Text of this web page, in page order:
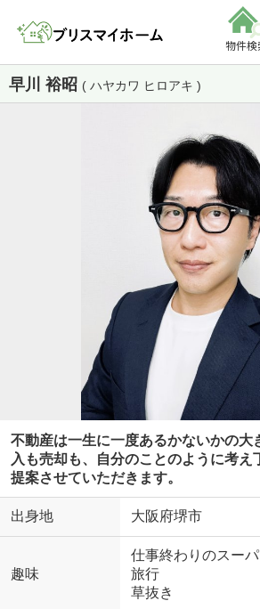
物件検
早川 裕昭 ( ハヤカワ ヒロアキ )
不動産は一生に一度あるかないかの大
入も売却も、自分のことのように考え
提案させていただきます。
出身地 大阪府堺市
趣味
仕事終わりのスー
旅行
草抜き